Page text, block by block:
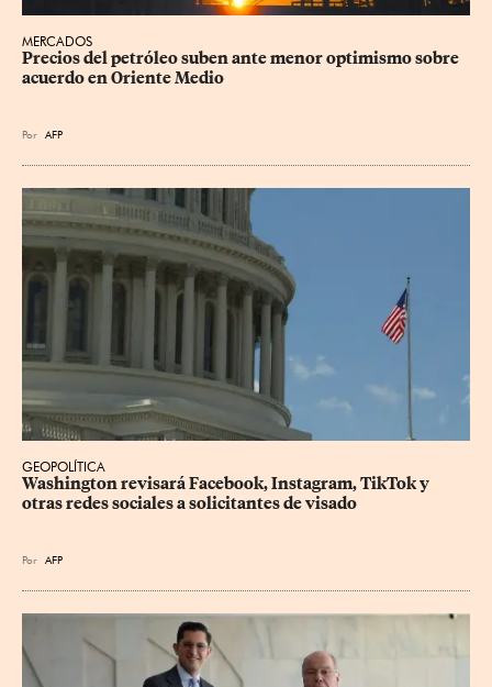
MERCADOS
Precios del petróleo suben ante menor optimismo sobre
acuerdo en Oriente Medio
Por AFP
GEOPOLÍTICA
Washington revisará Facebook, Instagram, TikTok y
otras redes sociales a solicitantes de visado
Por AFP